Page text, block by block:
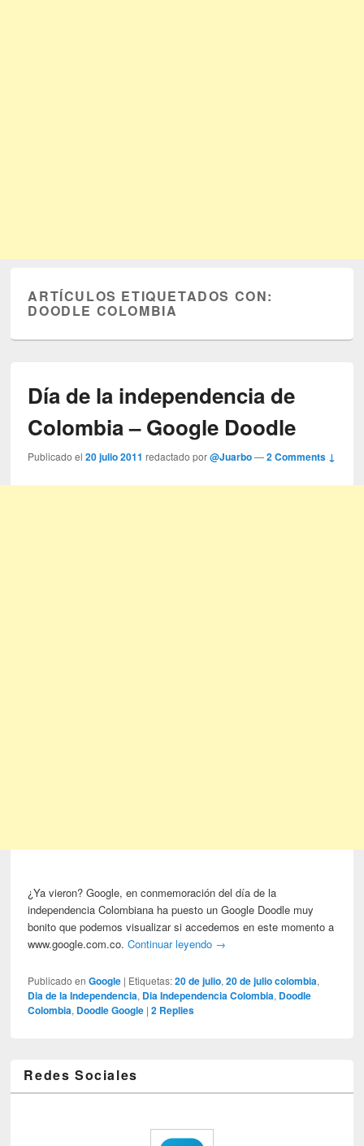
ARTÍCULOS ETIQUETADOS CON:
DOODLE COLOMBIA
Día de la independencia de
Colombia – Google Doodle
Publicado el20 julio 2011 redactado por@Juarbo —2 Comments ↓
¿Ya vieron? Google, en conmemoración del día de la
independencia Colombiana ha puesto un Google Doodle muy
bonito que podemos visualizar si accedemos en este momento a
www.google.com.co.Continuar leyendo →
Publicado en Google | Etiquetas: 20 de julio,20 de julio colombia,
Dia de la Independencia, Dia Independencia Colombia, Doodle
Colombia, Doodle Google |2 Replies
Redes Sociales